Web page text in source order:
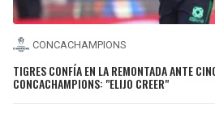
CONCACHAMPIONS
TIGRES CONFÍA EN LA REMONTADA ANTE
CONCACHAMPIONS: "ELIJO CREER"